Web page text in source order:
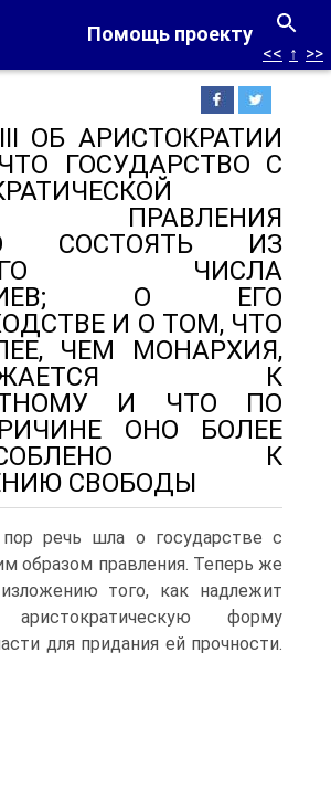
Помощь проекту
<< ↑ >>
ОБ АРИСТОКРАТИИ
ГОСУДАРСТВО С
ПРАВЛЕНИЯ
СОСТОЯТЬ ИЗ
ЧИСЛА
О ЕГО
И О ТОМ, ЧТО
ЧЕМ МОНАРХИЯ,
К
И ЧТО ПО
ОНО БОЛЕЕ
К
СВОБОДЫ
речь шла о государстве с
образом правления. Теперь же
того, как надлежит
аристократическую форму
для придания ей прочности.